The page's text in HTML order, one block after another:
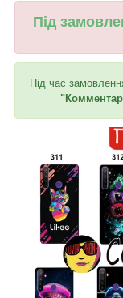
Під
Під час